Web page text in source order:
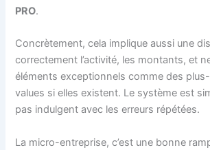
PRO.
Concrètement, cela implique aussi une
correctement l’activité, les montants, et
éléments exceptionnels comme des
values si elles existent. Le système est
pas indulgent avec les erreurs répétées.
La micro-entreprise, c’est une bonne